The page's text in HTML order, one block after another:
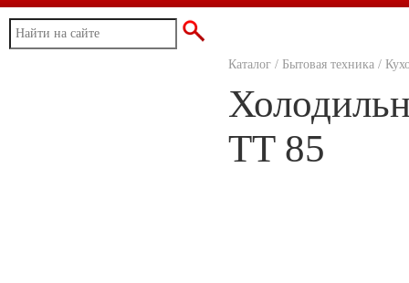
Каталог / Бытовая техника /
TT 85